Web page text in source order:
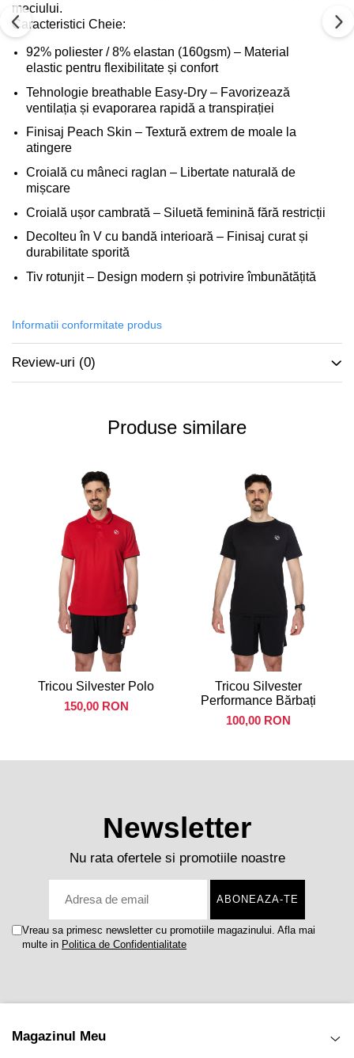
meciului.
Caracteristici Cheie:
92% poliester / 8% elastan (160gsm) – Material
elastic pentru flexibilitate și confort
Tehnologie breathable Easy-Dry – Favorizează
ventilația și evaporarea rapidă a transpirației
Finisaj Peach Skin – Textură extrem de moale la
atingere
Croială cu mâneci raglan – Libertate naturală de
mișcare
Croială ușor cambrată – Siluetă feminină fără restricții
Decolteu în V cu bandă interioară – Finisaj curat și
durabilitate sporită
Tiv rotunjit – Design modern și potrivire îmbunătățită
Informatii conformitate produs
Review-uri (0)
Produse similare
Tricou Silvester Polo
150,00 RON
Tricou Silvester
Performance Bărbați
100,00 RON
Newsletter
Nu rata ofertele si promotiile noastre
Vreau sa primesc newsletter cu promotiile magazinului. Afla mai
multe in Politica de Confidentialitate
Magazinul Meu